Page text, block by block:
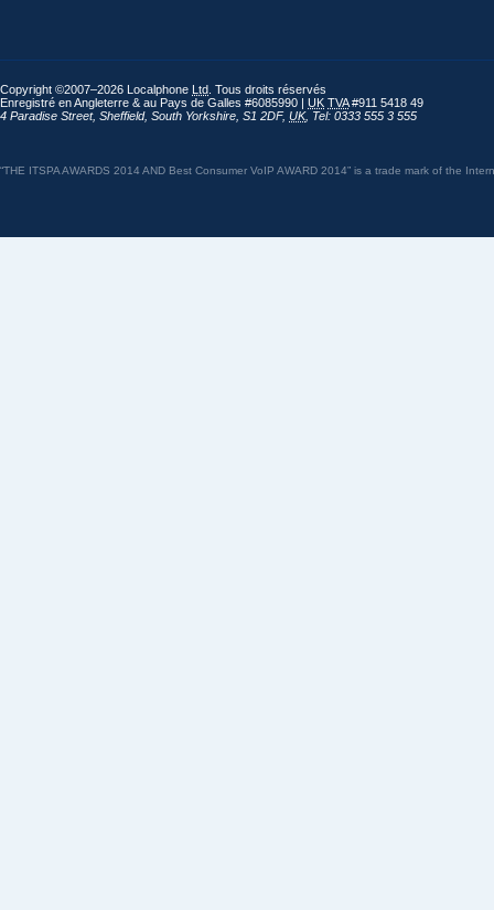
Copyright ©2007–2026 Localphone Ltd . Tous droits réservés
Enregistré en Angleterre & au Pays de Galles #6085990 | UK TVA#911 5418 49
4 Paradise Street, Sheffield, South Yorkshire S1 2DF, UK, Tel: 0333 555 3 555
“THE ITSPA AWARDS 2014 AND Best Consumer VoIP AWARD 2014” is a trade mark of the